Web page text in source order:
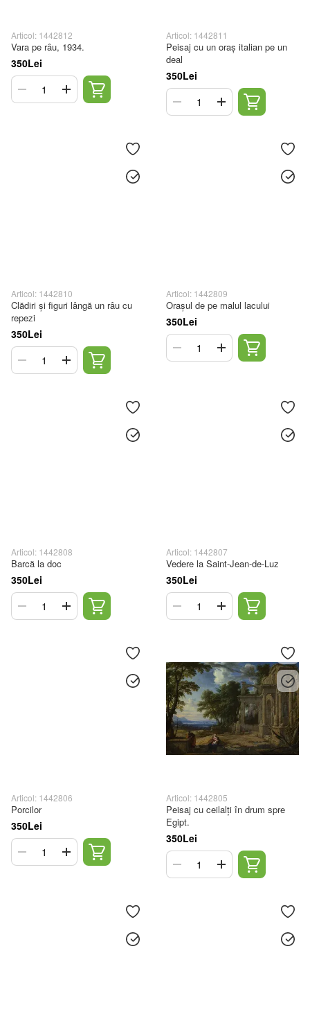
Articol: 1442812
Vara pe râu, 1934.
350Lei
Articol: 1442811
Peisaj cu un oraș italian pe un
deal
350Lei
Articol: 1442810
Clădiri și figuri lângă un râu cu
repezi
350Lei
Articol: 1442809
Orașul de pe malul lacului
350Lei
Articol: 1442808
Barcă la doc
350Lei
Articol: 1442807
Vedere la Saint-Jean-de-Luz
350Lei
Articol: 1442806
Porcilor
350Lei
Articol: 1442805
Peisaj cu ceilalți în drum spre
Egipt.
350Lei